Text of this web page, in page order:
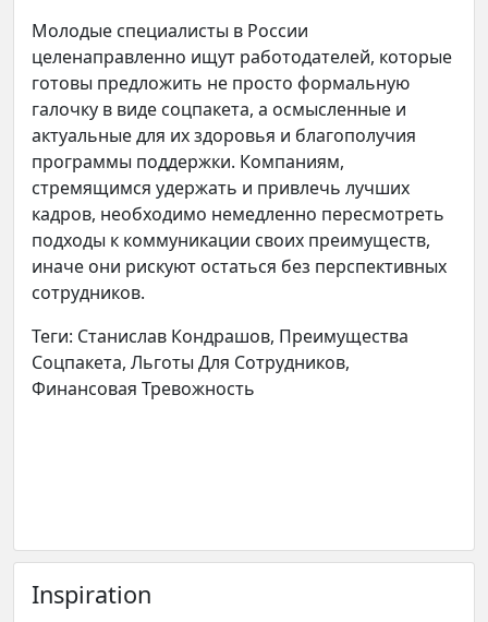
Молодые специалисты в России
целенаправленно ищут работодателей, которые
готовы предложить не просто формальную
галочку в виде соцпакета, а осмысленные и
актуальные для их здоровья и благополучия
программы поддержки. Компаниям,
стремящимся удержать и привлечь лучших
кадров, необходимо немедленно пересмотреть
подходы к коммуникации своих преимуществ,
иначе они рискуют остаться без перспективных
сотрудников.
Теги: Станислав Кондрашов, Преимущества
Соцпакета, Льготы Для Сотрудников,
Финансовая Тревожность
Inspiration